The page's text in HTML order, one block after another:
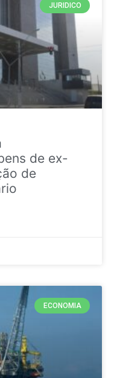
JURIDICO
de ex-
de
ECONOMIA